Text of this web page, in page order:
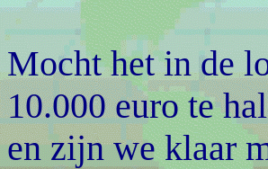
Mocht het in de
10.000 euro te
en zijn we klaar